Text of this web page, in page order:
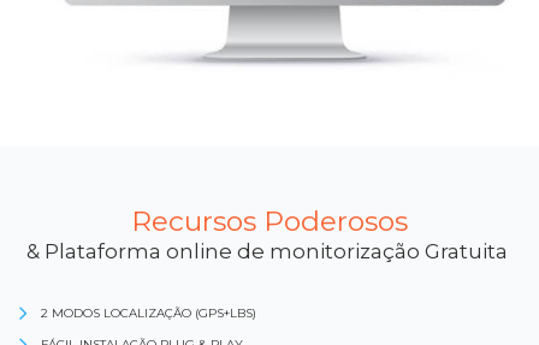
Recursos Poderosos
& Plataforma online de monitorização Gratuita
2 MODOS LOCALIZAÇÃO (GPS+LBS)